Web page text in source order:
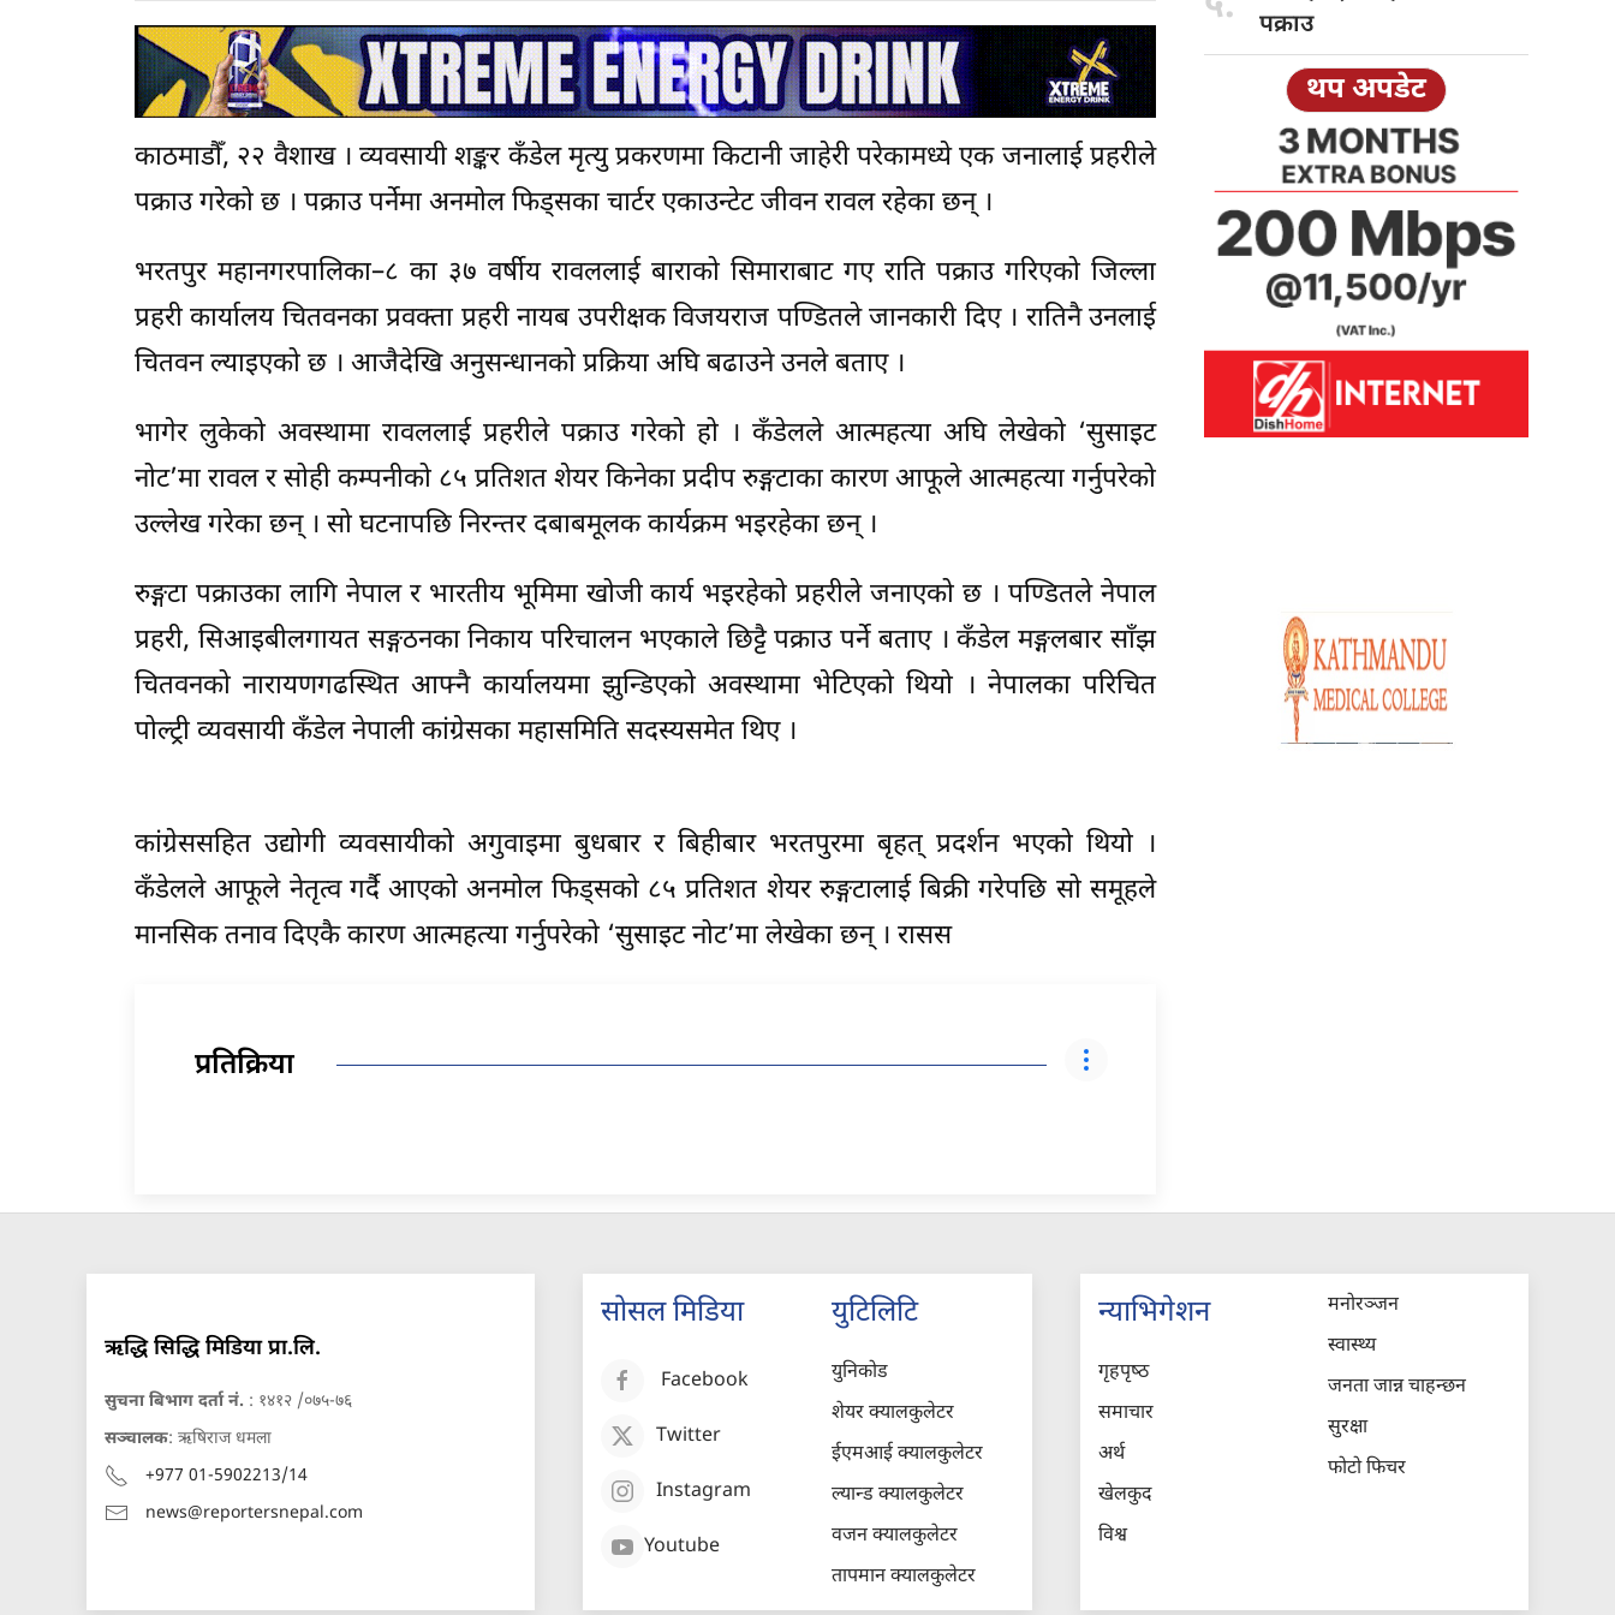
काठमाडौँ, २२ वैशाख । व्यवसायी शङ्कर कँडेल मृत्यु प्रकरणमा किटानी जाहेरी परेकामध्ये एक जनालाई प्रहरीले
पक्राउ गरेको छ । पक्राउ पर्नेमा अनमोल फिड्सका चार्टर एकाउन्टेट जीवन रावल रहेका छन् ।
भरतपुर महानगरपालिका–८ का ३७ वर्षीय रावललाई बाराको सिमाराबाट गए राति पक्राउ गरिएको जिल्ला
प्रहरी कार्यालय चितवनका प्रवक्ता प्रहरी नायब उपरीक्षक विजयराज पण्डितले जानकारी दिए । रातिनै उनलाई
चितवन ल्याइएको छ । आजैदेखि अनुसन्धानको प्रक्रिया अघि बढाउने उनले बताए ।
भागेर लुकेको अवस्थामा रावललाई प्रहरीले पक्राउ गरेको हो । कँडेलले आत्महत्या अघि लेखेको ‘सुसाइट
नोट’मा रावल र सोही कम्पनीको ८५ प्रतिशत शेयर किनेका प्रदीप रुङ्गटाका कारण आफूले आत्महत्या गर्नुपरेको
उल्लेख गरेका छन् । सो घटनापछि निरन्तर दबाबमूलक कार्यक्रम भइरहेका छन् ।
रुङ्गटा पक्राउका लागि नेपाल र भारतीय भूमिमा खोजी कार्य भइरहेको प्रहरीले जनाएको छ । पण्डितले नेपाल
प्रहरी, सिआइबीलगायत सङ्गठनका निकाय परिचालन भएकाले छिट्टै पक्राउ पर्ने बताए । कँडेल मङ्गलबार साँझ
चितवनको नारायणगढस्थित आफ्नै कार्यालयमा झुन्डिएको अवस्थामा भेटिएको थियो । नेपालका परिचित
पोल्ट्री व्यवसायी कँडेल नेपाली कांग्रेसका महासमिति सदस्यसमेत थिए ।
कांग्रेससहित उद्योगी व्यवसायीको अगुवाइमा बुधबार र बिहीबार भरतपुरमा बृहत् प्रदर्शन भएको थियो ।
कँडेलले आफूले नेतृत्व गर्दै आएको अनमोल फिड्सको ८५ प्रतिशत शेयर रुङ्गटालाई बिक्री गरेपछि सो समूहले
मानसिक तनाव दिएकै कारण आत्महत्या गर्नुपरेको ‘सुसाइट नोट’मा लेखेका छन् । रासस
प्रतिक्रिया
पक्राउ
थप अपडेट
ऋद्धि सिद्धि मिडिया प्रा.लि.
सुचना बिभाग दर्ता नं. : १४१२ /०७५-७६
सञ्चालक: ऋषिराज धमला
+977 01-5902213/14
news@reportersnepal.com
सोसल मिडिया
Facebook
Twitter
Instagram
Youtube
युटिलिटि
युनिकोड
शेयर क्यालकुलेटर
ईएमआई क्यालकुलेटर
ल्यान्ड क्यालकुलेटर
वजन क्यालकुलेटर
तापमान क्यालकुलेटर
न्याभिगेशन
गृहपृष्‍ठ
समाचार
अर्थ
खेलकुद
विश्व
मनोरञ्जन
स्वास्थ्य
जनता जान्न चाहन्छन
सुरक्षा
फोटो फिचर